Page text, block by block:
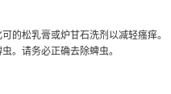
的松乳膏或炉甘石洗剂以减轻瘙痒。
。请务必正确去除蜱虫。